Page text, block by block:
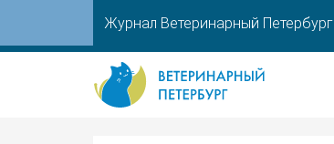
Журнал Ветеринарный Петербург